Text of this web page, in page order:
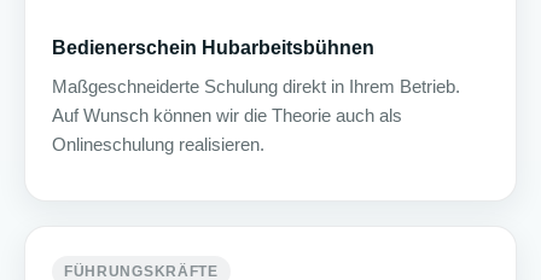
Bedienerschein Hubarbeitsbühnen
Maßgeschneiderte Schulung direkt in Ihrem Betrieb.
Auf Wunsch können wir die Theorie auch als
Onlineschulung realisieren.
FÜHRUNGSKRÄFTE